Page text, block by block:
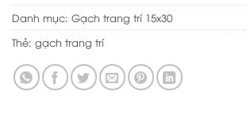
Danh mục: Gạch trang trí 15x30
Thẻ: gạch trang trí